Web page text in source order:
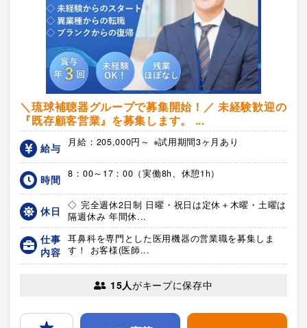
＼琉球補聴器グループで募集開始！／ 未経験歓迎の
『既存顧客営業』を募集します。 ...
給与 月給：205,000円～ ※試用期間3ヶ月あり
時間 8：00～17：00（実働8h、休憩1h）
休日
◇ 完全週休2日制 日曜・祝日は定休＋木曜・土曜は
隔週休み 年間休...
仕事
内容
耳鼻科を専門とした医用機器の営業職を募集しま
す！ お客様(医師...
15人がキープに保存中